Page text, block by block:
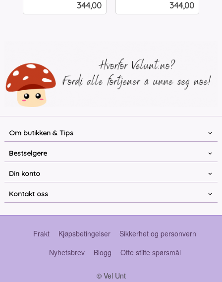
Pris
344,00 Pris
344,00
Om butikken & Tips
Bestselgere
Din konto
Kontakt oss
Frakt Kjøpsbetingelser
Sikkerhet og personvern
Nyhetsbrev
Blogg Ofte stilte spørsmål
© Vel Unt